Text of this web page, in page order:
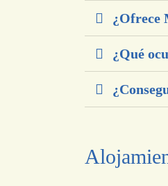
¿Ofrece
¿Qué